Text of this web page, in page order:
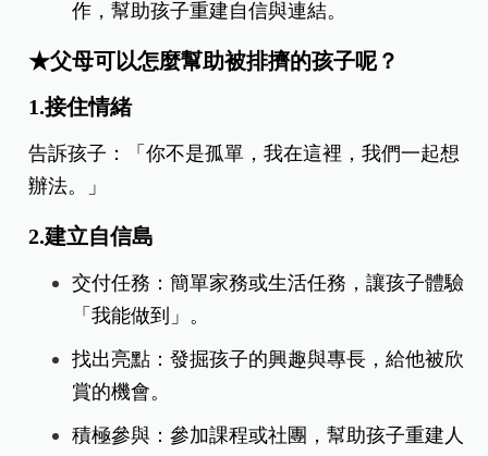
作，幫助孩子重建自信與連結。
★父母可以怎麼幫助被排擠的孩子呢？
1.接住情緒
告訴孩子：「你不是孤單，我在這裡，我們一起想
辦法。」
2.建立自信島
交付任務：簡單家務或生活任務，讓孩子體驗
「我能做到」。
找出亮點：發掘孩子的興趣與專長，給他被欣
賞的機會。
積極參與：參加課程或社團，幫助孩子重建人